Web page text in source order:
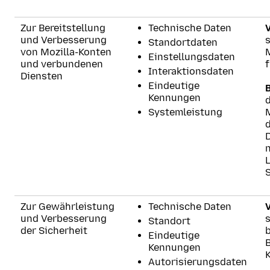
Zur Bereitstellung
und Verbesserung
von Mozilla-Konten
und verbundenen
Diensten
Technische Daten
Standortdaten
Einstellungsdaten
Interaktionsdaten
Eindeutige
Kennungen
Systemleistung
Zur Gewährleistung
und Verbesserung
der Sicherheit
Technische Daten
Standort
Eindeutige
Kennungen
Autorisierungsdaten